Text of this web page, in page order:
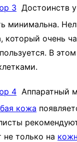
Достоинств
минимальна.
который очень
В
Аппаратный
кожа
только на